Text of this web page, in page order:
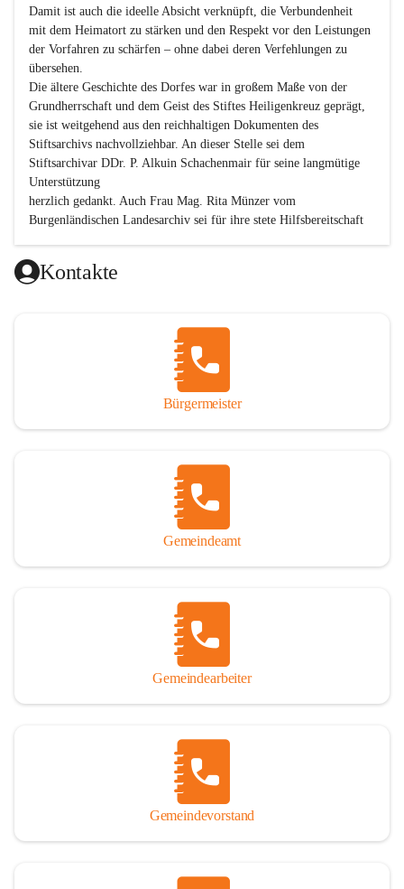
Damit ist auch die ideelle Absicht verknüpft, die Verbundenheit
mit dem Heimatort zu stärken und den Respekt vor den Leistungen
der Vorfahren zu schärfen – ohne dabei deren Verfehlungen zu
übersehen.
Die ältere Geschichte des Dorfes war in großem Maße von der
Grundherrschaft und dem Geist des Stiftes Heiligenkreuz geprägt,
sie ist weitgehend aus den reichhaltigen Dokumenten des
Stiftsarchivs nachvollziehbar. An dieser Stelle sei dem
Stiftsarchivar DDr. P. Alkuin Schachenmair für seine langmütige
Unterstützung
herzlich gedankt. Auch Frau Mag. Rita Münzer vom
Burgenländischen Landesarchiv sei für ihre stete Hilfsbereitschaft
Dank gilt den Textautoren dieser Chronik, dem kleinen
Redaktionsteam, für die gute Zusammenarbeit.
gedankt werden, die durch ihre Erinnerungen, Informationen und
durch das Überlassen von Fotos und Dokumenten zum Gesamtbild
dieses Buches wesentlich beigetragen haben.
Der Zeitdruck war enorm, um das Werk auch zeitgerecht für das
Jubiläumsjahr abschließen zu können. Daher mag um Nachsicht
Ausführlichkeit behandelt erscheinen, oder auch der eine oder
andere Fehler unterlief. Die Autoren haben nach ihren
individuellen Möglichkeiten mit bestem Wissen und Gewissen
Andreas Rohatsch wurde auf das System der Fußnoten verzichtet.
Wo eine genaue Quellenangabe sinnvoll und notwendig erschien,
sind die entsprechenden Quellenhinweise in den fließenden Text
eingearbeitet. Der leichteren Lesbarkeit halber ist auch von einer
streng gendergerechten Ausdrucksform Abstand genommen
So darf ich Sie zu einer interessanten, vergnüglichen und
manchmal auch nachdenklich machenden Zeitreise durch die
Jahrhunderte, ja Jahrtausende alte Geschichte von der Steinzeit
einladen.
Kontakte
Bürgermeister
Gemeindeamt
Gemeindearbeiter
Gemeindevorstand